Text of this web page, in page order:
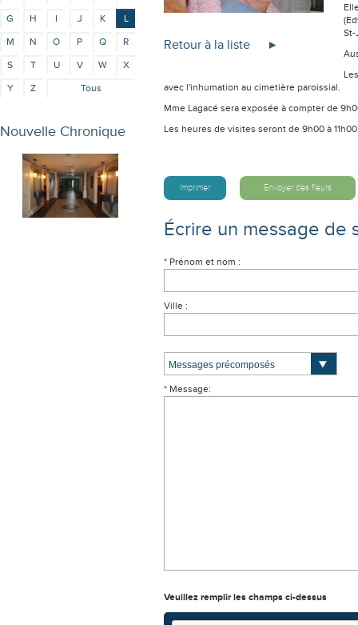
G
H I J K
L
M
N O P Q
R
S
T U V W
X
Y
Z Tous
Retour à la liste
St-
avec l'inhumation au cimetière paroissial.
Mme Lagacé sera exposée à compter de
Les heures de visites seront de 9h00 à
Imprimer Envoyer des fleurs
Écrire un message de
* Prénom et nom :
Ville :
* Message:
Veuillez remplir les champs ci-dessus
Nouvelle Chronique